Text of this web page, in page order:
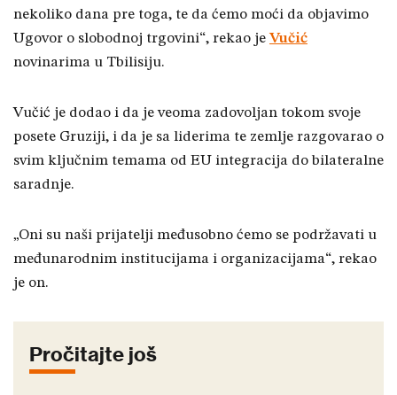
nekoliko dana pre toga, te da ćemo moći da objavimo
Ugovor o slobodnoj trgovini“, rekao je Vučić
novinarima u Tbilisiju.
Vučić je dodao i da je veoma zadovoljan tokom svoje
posete Gruziji, i da je sa liderima te zemlje razgovarao o
svim ključnim temama od EU integracija do bilateralne
saradnje.
„Oni su naši prijatelji međusobno ćemo se podržavati u
međunarodnim institucijama i organizacijama“, rekao
je on.
Pročitajte još